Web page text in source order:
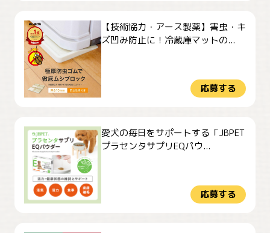
【技術協力・アース製薬】害虫・キ
ズ凹み防止に！冷蔵庫マットの...
応募する
愛犬の毎日をサポートする「JBPET
プラセンタサプリEQパウ...
応募する